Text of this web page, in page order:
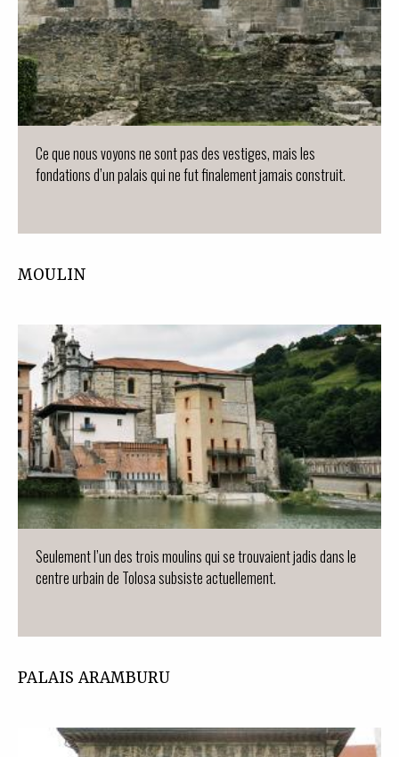
Ce que nous voyons ne sont pas des vestiges, mais les
fondations d’un palais qui ne fut finalement jamais construit.
MOULIN
Seulement l’un des trois moulins qui se trouvaient jadis dans le
centre urbain de Tolosa subsiste actuellement.
PALAIS ARAMBURU